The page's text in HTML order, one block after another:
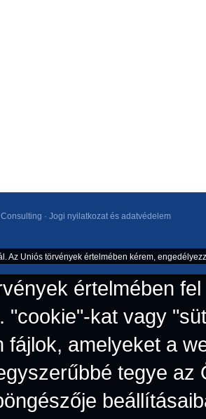
· Jogi nyilatkozat és adatvédelem
Az Uniós törvények értelmében kérem,
értelmében
"cookie"-kat vagy
fájlok, amelyeket a
tegye